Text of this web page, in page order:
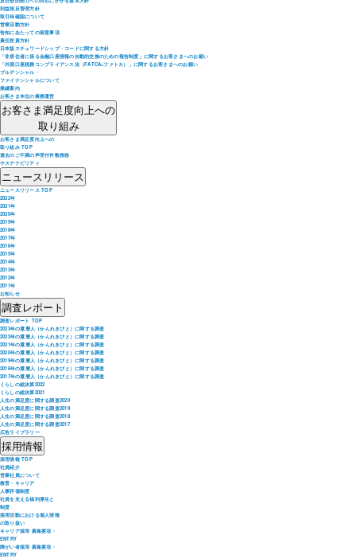
利益相反管理方針
取引時確認について
営業活動方針
告知にあたっての留意事項
責任投資方針
日本版スチュワードシップ・コードに関する方針
「非居住者に係る金融口座情報の自動的交換のための報告制度」に関するお客さまへのお願い
「外国口座税務コンプライアンス法（FATCA=ファトカ）」に関するお客さまへのお願い
プルデンシャル・
ファイナンシャルについて
業績案内
お客さま本位の業務運営
お客さま満足度向上への
取り組み
お客さま満足度向上への
取り組み TOP
過去のご不満の声受付件数推移
サステナビリティ
ニュースリリース
ニュースリリース TOP
2022年
2021年
2020年
2019年
2018年
2017年
2016年
2015年
2014年
2013年
2012年
2011年
お知らせ
調査レポート
調査レポート TOP
2023年の還暦人（かんれきびと）に関する調査
2022年の還暦人（かんれきびと）に関する調査
2021年の還暦人（かんれきびと）に関する調査
2020年の還暦人（かんれきびと）に関する調査
2019年の還暦人（かんれきびと）に関する調査
2018年の還暦人（かんれきびと）に関する調査
2017年の還暦人（かんれきびと）に関する調査
くらしの総決算2022
くらしの総決算2021
人生の満足度に関する調査2020
人生の満足度に関する調査2019
人生の満足度に関する調査2018
人生の満足度に関する調査2017
広告ライブラリー
採用情報
採用情報 TOP
社員紹介
営業社員について
教育・キャリア
人事評価制度
社員を支える福利厚生と
制度
採用活動における個人情報
の取り扱い
キャリア採用 募集要項・
ENTRY
障がい者採用 募集要項・
ENTRY